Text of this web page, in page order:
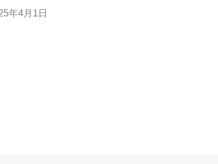
技术和资源来确保其服务器的稳定性和可靠性。他们
年4月1日